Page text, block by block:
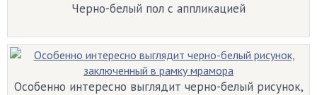
Черно-белый пол с аппликацией
Особенно интересно выглядит черно-белый рисунок,